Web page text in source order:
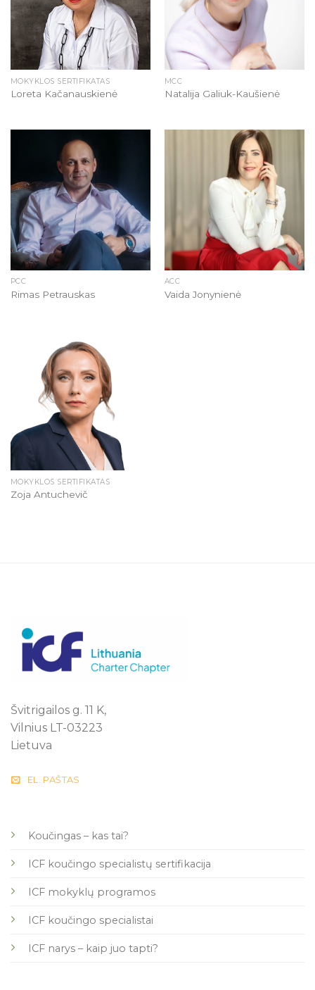
MOKYKLOS SERTIFIKATAS
Loreta Kačanauskienė
MCC
Natalija Galiuk-Kaušienė
PCC
Rimas Petrauskas
ACC
Vaida Jonynienė
MOKYKLOS SERTIFIKATAS
Zoja Antuchevič
Švitrigailos g. 11 K,
Vilnius LT-03223
Lietuva
EL. PAŠTAS
Koučingas – kas tai?
ICF koučingo specialistų sertifikacija
ICF mokyklų programos
ICF koučingo specialistai
ICF narys – kaip juo tapti?